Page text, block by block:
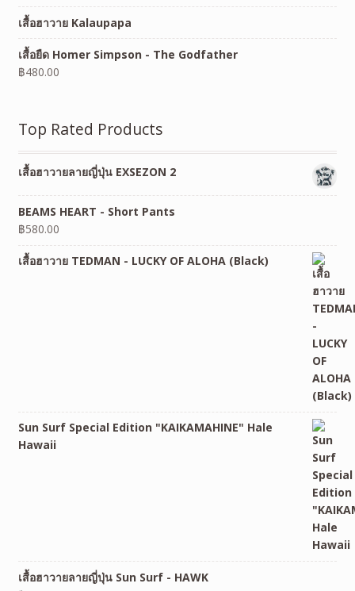
เสื้อฮาวาย Kalaupapa
เสื้อยืด Homer Simpson - The Godfather
฿480.00
Top Rated Products
เสื้อฮาวายลายญี่ปุ่น EXSEZON 2
BEAMS HEART - Short Pants
฿580.00
เสื้อฮาวาย TEDMAN - LUCKY OF ALOHA (Black)
Sun Surf Special Edition "KAIKAMAHINE" Hale
Hawaii
เสื้อฮาวายลายญี่ปุ่น Sun Surf - HAWK